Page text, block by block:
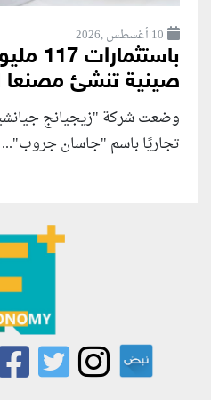
10 أغسطس ,2026
صينية تنشئ مصنعا
وضعت شركة "زيجيانج
تجاريًا باسم "جاسان جروب"...